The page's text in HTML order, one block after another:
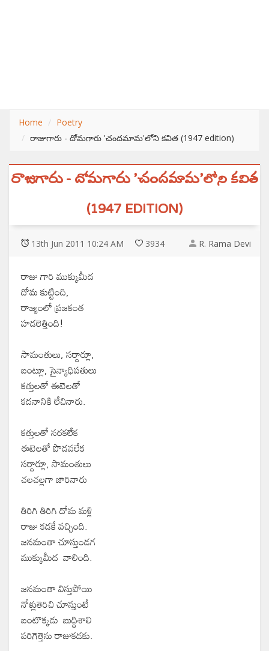
Home
Poetry
రాజుగారు - దోమగారు 'చందమామ'లోని కవిత (1947 edition)
రాజుగారు - దోమగారు 'చందమామ'లోని కవిత
(1947 EDITION)
13th Jun 2011 10:24 AM 3934 R. Rama Devi
రాజు గారి ముక్కుమీద
దోమ కుట్టింది,
రాజ్యంలో ప్రజకంత
హడలెత్తింది!
సామంతులు, సర్దార్లూ,
బంట్లూ, సైన్యాధిపతులు
కత్తులతో ఈటెలతో
కదనానికి లేచినారు.
కత్తులతో నరకలేక
ఈటెలతో పొడవలేక
సర్దార్లూ, సామంతులు
చలచల్లగా జారినారు
తిరిగి తిరిగి దోమ మళ్లి
రాజు కడకే వచ్చింది.
జనమంతా చూస్తుండగ
ముక్కుమీద వాలింది.
జనమంతా విస్తుపోయి
నోళ్లుతెరిచి చూస్తుంటే
బంటొక్కడు బుద్ధిశాలి
పరిగెత్తెను రాజుకడకు.